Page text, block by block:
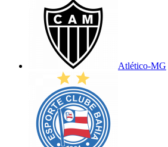
Atlético-MG